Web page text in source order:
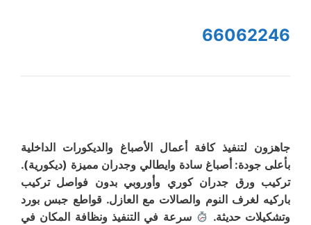
66062246
جاهزون لتنفيذ كافة أعمال الأصباغ والديكورات الداخلية
بأعلى جودة: أصباغ سادة وايطالي وجدران مميزة (ديكورية).
تركيب ورق جدران كوري وأوروبي بدون فواصل تركيب
باركيه لغرف النوم والصالات مع العازل. قواطع جبس بورد
وتشكيلات حديثة.
سرعة في التنفيذ ونظافة المكان في